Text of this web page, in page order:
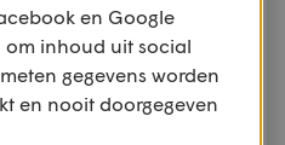
Guzzi opent
museum
Moto Guzzi World
2026
en Google
om inhoud uit social
gegevens worden
en nooit doorgegeven